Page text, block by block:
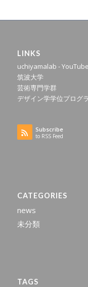
LINKS
uchiyamalab - YouTube
筑波大学
芸術専門学群
デザイン学学位プログ
Subscribe
to RSS Feed
CATEGORIES
news
未分類
TAGS